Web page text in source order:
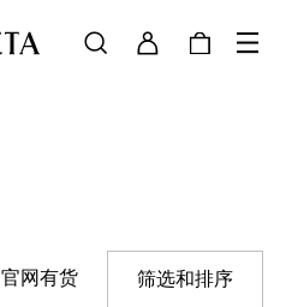
官网有货 筛选和排序